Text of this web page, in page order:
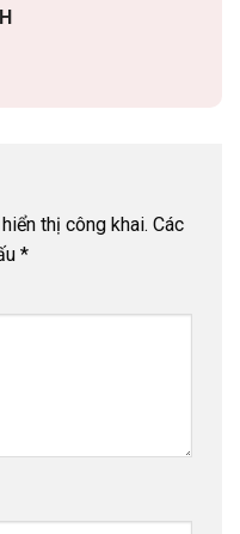
thị công khai. Các
*